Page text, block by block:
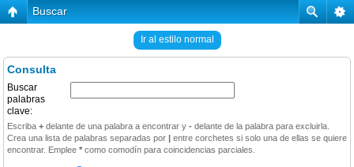
Buscar
Ir al estilo normal
Consulta
Buscar
palabras
clave:
Escriba + delante de una palabra a encontrar y - delante de la palabra para excluirla.
Crea una lista de palabras separadas por | entre corchetes si solo una de ellas se quiere
encontrar. Emplee * como comodín para coincidencias parciales.